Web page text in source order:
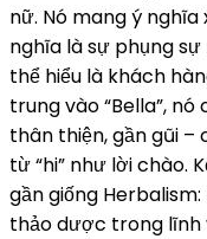
nữ. Nó mang ý
nghĩa là sự phụng
thể hiểu là khách
trung vào “Bella”,
thân thiện, gần gũi
từ “hi” như lời chào.
gần giống
thảo dược trong lĩnh